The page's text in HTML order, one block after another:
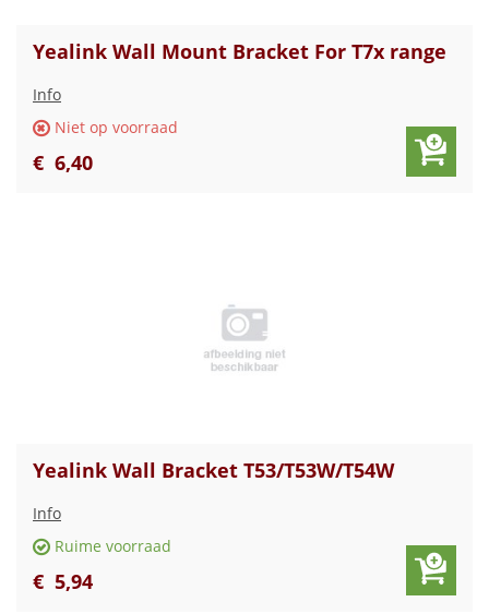
Yealink Wall Mount Bracket For T7x range
Info
Niet op voorraad
€ 6,40
Yealink Wall Bracket T53/T53W/T54W
Info
Ruime voorraad
€ 5,94